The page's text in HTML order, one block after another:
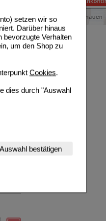
setzen wir so
Darüber hinaus
bevorzugte Verhalten
um den Shop zu
Cookies.
dies durch "Auswahl
Website
werden kann.
(z.B.
Auswahl bestätigen